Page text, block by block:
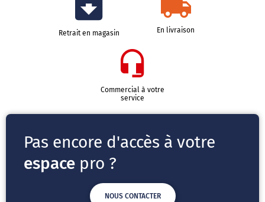
Retrait en magasin En livraison
Commercial à votre
service
Pas encore d'accès à votre
espace pro ?
NOUS CONTACTER